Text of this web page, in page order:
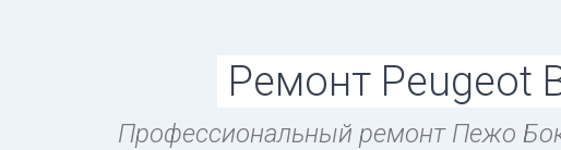
Ремонт Peugeot
Профессиональный ремонт Пежо